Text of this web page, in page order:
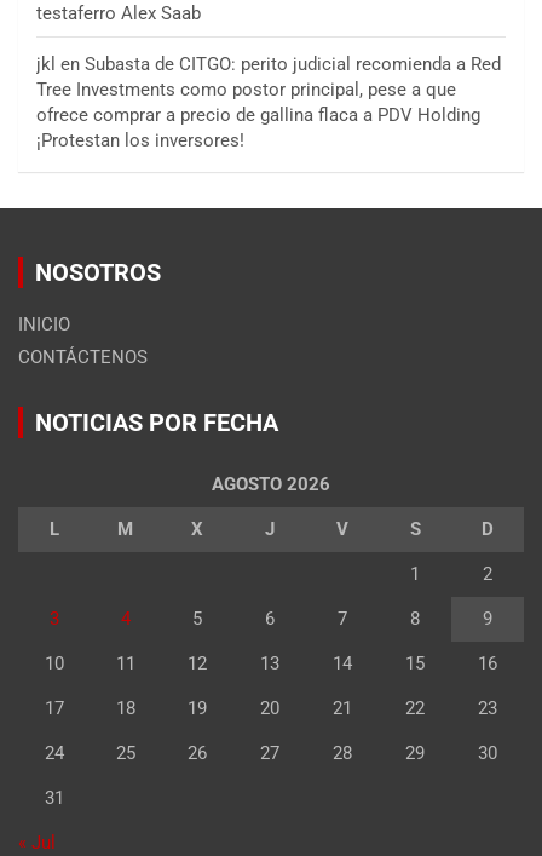
testaferro Alex Saab
jkl en Subasta de CITGO: perito judicial recomienda a Red
Tree Investments como postor principal, pese a que
ofrece comprar a precio de gallina flaca a PDV Holding
¡Protestan los inversores!
NOSOTROS
INICIO
CONTÁCTENOS
NOTICIAS POR FECHA
AGOSTO 2026
L M X J V S D
1 2
3 4 5 6 7 8 9
10 11 12 13 14 15 16
17 18 19 20 21 22 23
24 25 26 27 28 29 30
31
« Jul